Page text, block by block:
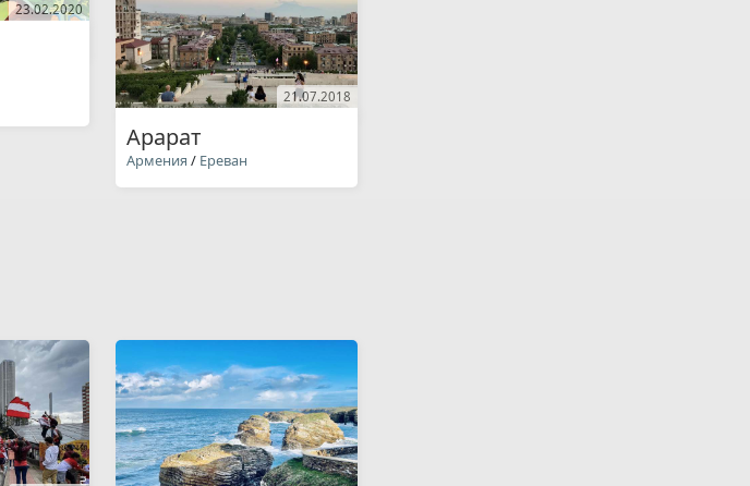
23.02.2020
21.07.2018
Арарат
Армения / Ереван